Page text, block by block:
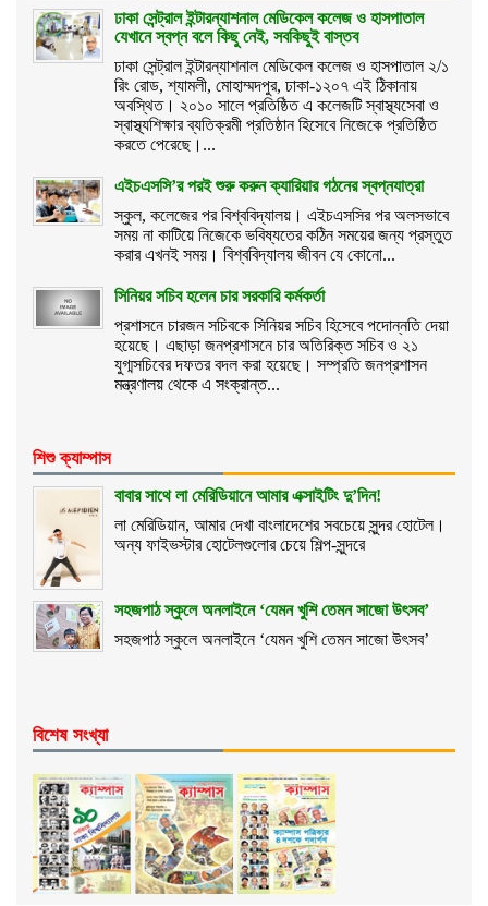
ঢাকা সেন্ট্রাল ইন্টারন্যাশনাল মেডিকেল কলেজ ও হাসপাতাল
যেখানে স্বপ্ন বলে কিছু নেই, সবকিছুই বাস্তব
ঢাকা সেন্ট্রাল ইন্টারন্যাশনাল মেডিকেল কলেজ ও হাসপাতাল ২/১
রিং রোড, শ্যামলী, মোহাম্মদপুর, ঢাকা-১২০৭ এই ঠিকানায়
অবস্থিত। ২০১০ সালে প্রতিষ্ঠিত এ কলেজটি স্বাস্থ্যসেবা ও
স্বাস্থ্যশিক্ষার ব্যতিক্রমী প্রতিষ্ঠান হিসেবে নিজেকে প্রতিষ্ঠিত
করতে পেরেছে।...
এইচএসসি’র পরই শুরু করুন ক্যারিয়ার গঠনের স্বপ্নযাত্রা
স্কুল, কলেজের পর বিশ্ববিদ্যালয়। এইচএসসির পর অলসভাবে
সময় না কাটিয়ে নিজেকে ভবিষ্যতের কঠিন সময়ের জন্য প্রস্তুত
করার এখনই সময়। বিশ্ববিদ্যালয় জীবন যে কোনো...
সিনিয়র সচিব হলেন চার সরকারি কর্মকর্তা
প্রশাসনে চারজন সচিবকে সিনিয়র সচিব হিসেবে পদোন্নতি দেয়া
হয়েছে। এছাড়া জনপ্রশাসনে চার অতিরিক্ত সচিব ও ২১
যুগ্মসচিবের দফতর বদল করা হয়েছে। সম্প্রতি জনপ্রশাসন
মন্ত্রণালয় থেকে এ সংক্রান্ত...
শিশু ক্যাম্পাস
বাবার সাথে লা মেরিডিয়ানে আমার এক্সাইটিং দু’দিন!
লা মেরিডিয়ান, আমার দেখা বাংলাদেশের সবচেয়ে সুন্দর হোটেল।
অন্য ফাইভস্টার হোটেলগুলোর চেয়ে শিল্প-সুন্দরে
সহজপাঠ স্কুলে অনলাইনে ‘যেমন খুশি তেমন সাজো উৎসব’
সহজপাঠ স্কুলে অনলাইনে ‘যেমন খুশি তেমন সাজো উৎসব’
বিশেষ সংখ্যা